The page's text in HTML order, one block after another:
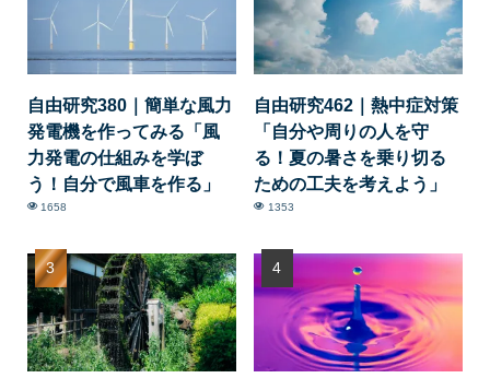
自由研究380｜簡単な風力
発電機を作ってみる「風
力発電の仕組みを学ぼ
う！自分で風車を作る」
1658
自由研究462｜熱中症対策
「自分や周りの人を守
る！夏の暑さを乗り切る
ための工夫を考えよう」
1353